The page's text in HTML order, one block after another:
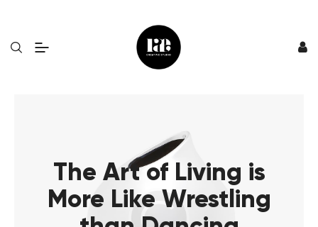
The Art of Living is
More Like Wrestling